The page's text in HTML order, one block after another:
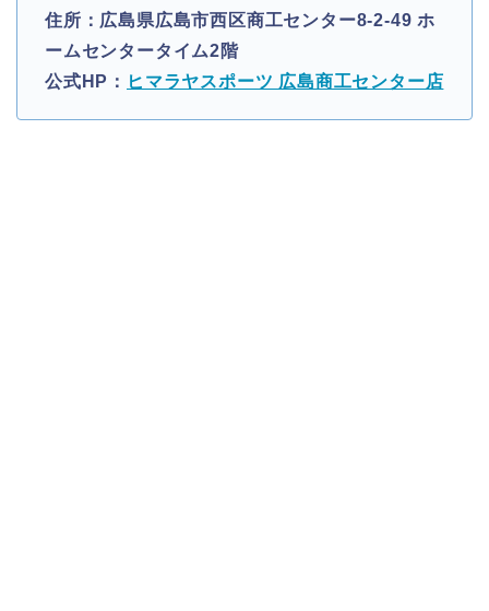
住所：広島県広島市西区商工センター8-2-49 ホ
ームセンタータイム2階
公式HP： ヒマラヤスポーツ 広島商工センター店